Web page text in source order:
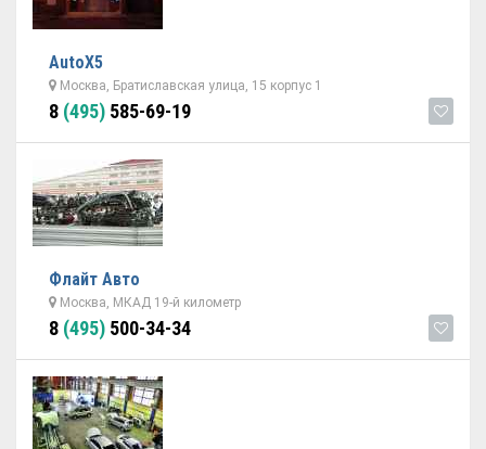
AutoX5
Москва, Братиславская улица, 15 корпус 1
8 (495) 585-69-19
Флайт Авто
Москва, МКАД 19-й километр
8 (495) 500-34-34